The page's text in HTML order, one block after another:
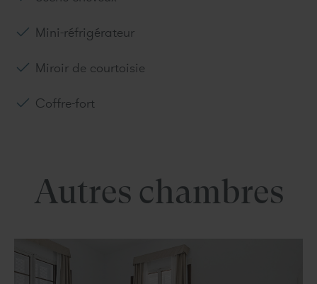
Mini-réfrigérateur
Miroir de courtoisie
Coffre-fort
Autres chambres